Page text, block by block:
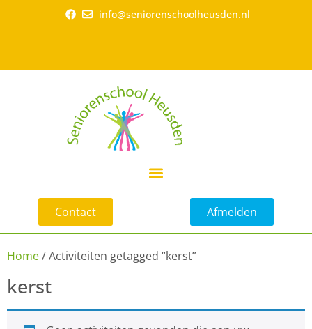
info@seniorenschoolheusden.nl
Contact Afmelden
Home/ Activiteiten getagged “kerst”
kerst